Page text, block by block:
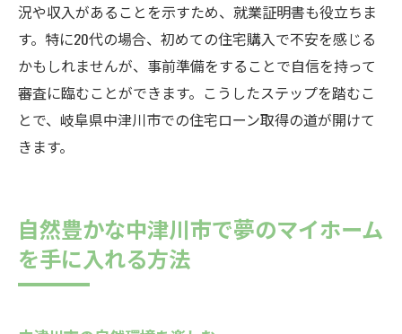
況や収入があることを示すため、就業証明書も役立ちま
す。特に20代の場合、初めての住宅購入で不安を感じる
かもしれませんが、事前準備をすることで自信を持って
審査に臨むことができます。こうしたステップを踏むこ
とで、岐阜県中津川市での住宅ローン取得の道が開けて
きます。
自然豊かな中津川市で夢のマイホーム
を手に入れる方法